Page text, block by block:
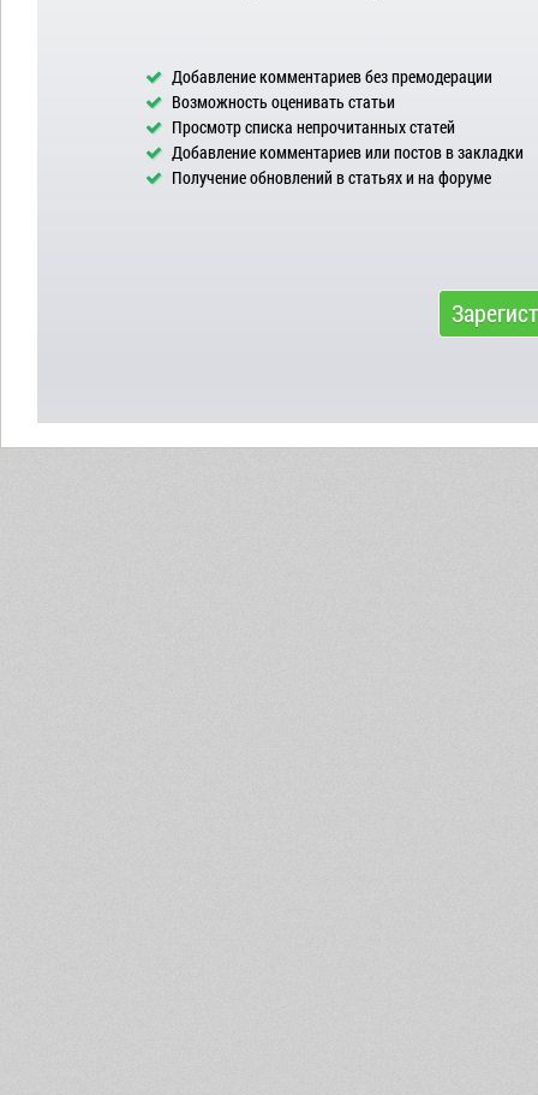
Добавление комментариев без премодерации
Возможность оценивать статьи
Просмотр списка непрочитанных статей
Добавление комментариев или постов в закладки
Получение обновлений в статьях и на форуме